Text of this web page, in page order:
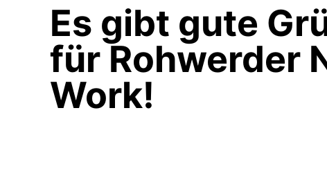
Es gibt gute
für Rohwerder
Work!